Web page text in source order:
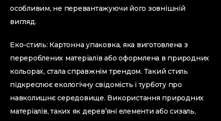
особливим, не перевантажуючи його зовнішній
вигляд.
Еко-стиль: Картонна упаковка, яка виготовлена з
перероблених матеріалів або оформлена в природних
кольорах, стала справжнім трендом. Такий стиль
підкреслює екологічну свідомість і турботу про
навколишнє середовище. Використання природних
матеріалів, таких як дерев’яні елементи або сизаль,